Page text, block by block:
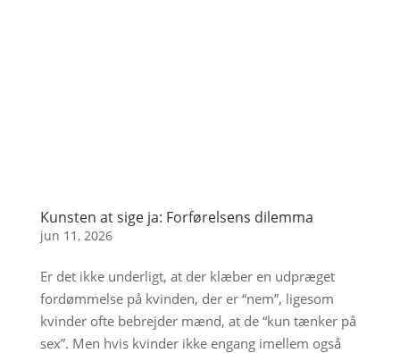
Kunsten at sige ja: Forførelsens dilemma
jun 11, 2026
Er det ikke underligt, at der klæber en udpræget
fordømmelse på kvinden, der er “nem”, ligesom
kvinder ofte bebrejder mænd, at de “kun tænker på
sex”. Men hvis kvinder ikke engang imellem også